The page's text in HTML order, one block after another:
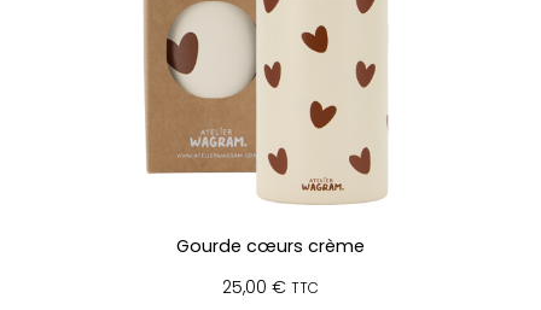
Gourde cœurs crème
25,00 € TTC